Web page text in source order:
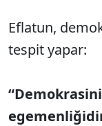
Eflatun,
tespit yapar: